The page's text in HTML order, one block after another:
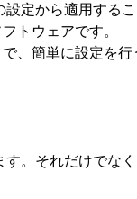
定から適用するこ
トウェアです。
、簡単に設定を行
す。それだけでな